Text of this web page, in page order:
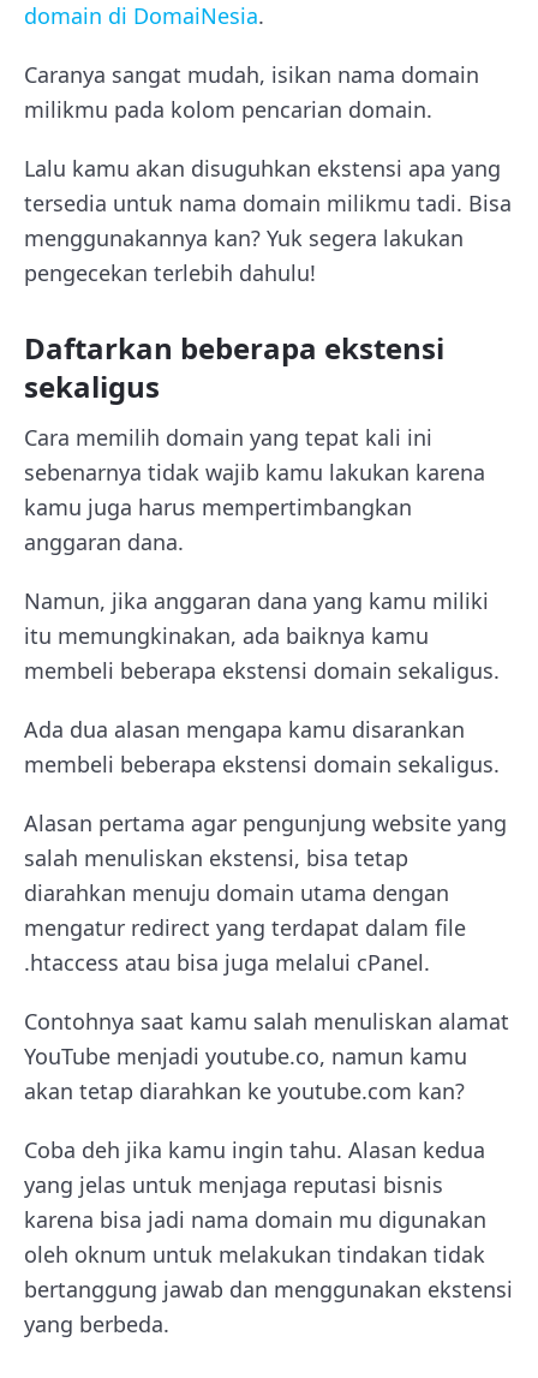
domain di DomaiNesia.
Caranya sangat mudah, isikan nama domain
milikmu pada kolom pencarian domain.
Lalu kamu akan disuguhkan ekstensi apa yang
tersedia untuk nama domain milikmu tadi. Bisa
menggunakannya kan? Yuk segera lakukan
pengecekan terlebih dahulu!
Daftarkan beberapa ekstensi
sekaligus
Cara memilih domain yang tepat kali ini
sebenarnya tidak wajib kamu lakukan karena
kamu juga harus mempertimbangkan
anggaran dana.
Namun, jika anggaran dana yang kamu miliki
itu memungkinakan, ada baiknya kamu
membeli beberapa ekstensi domain sekaligus.
Ada dua alasan mengapa kamu disarankan
membeli beberapa ekstensi domain sekaligus.
Alasan pertama agar pengunjung website yang
salah menuliskan ekstensi, bisa tetap
diarahkan menuju domain utama dengan
mengatur redirect yang terdapat dalam file
.htaccess atau bisa juga melalui cPanel.
Contohnya saat kamu salah menuliskan alamat
YouTube menjadi youtube.co, namun kamu
akan tetap diarahkan ke youtube.com kan?
Coba deh jika kamu ingin tahu. Alasan kedua
yang jelas untuk menjaga reputasi bisnis
karena bisa jadi nama domain mu digunakan
oleh oknum untuk melakukan tindakan tidak
bertanggung jawab dan menggunakan ekstensi
yang berbeda.